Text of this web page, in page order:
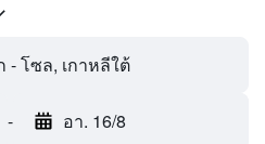
โซล, เกาหลีใต้
- อา. 16/8